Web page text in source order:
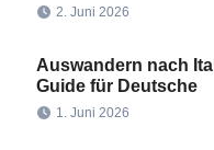
2. Juni 2026
Auswandern nach
Guide für Deutsche
1. Juni 2026